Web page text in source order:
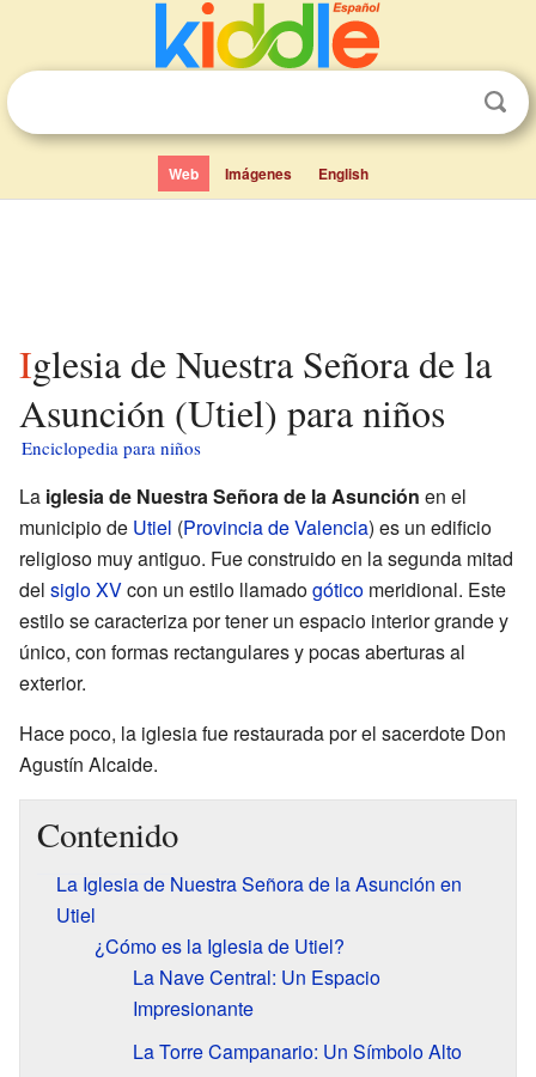
Web Imágenes English
Iglesia de Nuestra Señora de la
Asunción (Utiel) para niños
Enciclopedia para niños
La iglesia de Nuestra Señora de la Asunción en el
municipio de Utiel (Provincia de Valencia) es un edificio
religioso muy antiguo. Fue construido en la segunda mitad
del siglo XVcon un estilo llamadogótico meridional. Este
estilo se caracteriza por tener un espacio interior grande y
único, con formas rectangulares y pocas aberturas al
exterior.
Hace poco, la iglesia fue restaurada por el sacerdote Don
Agustín Alcaide.
Contenido
La Iglesia de Nuestra Señora de la Asunción en
Utiel
¿Cómo es la Iglesia de Utiel?
La Nave Central: Un Espacio
Impresionante
La Torre Campanario: Un Símbolo Alto